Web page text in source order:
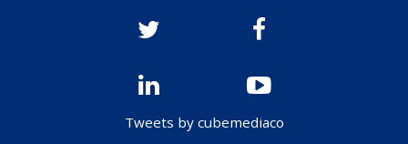
Tweets by cubemediaco